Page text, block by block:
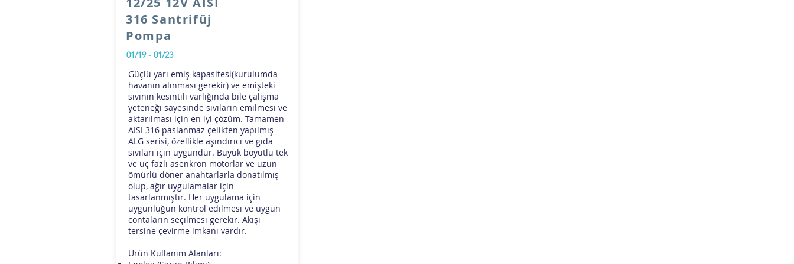
316 Santrifüj
Pompa
01/19 - 01/23
Güçlü yarı emiş kapasitesi(kurulumda
havanın alınması gerekir) ve emişteki
sıvının kesintili varlığında bile çalışma
yeteneği sayesinde sıvıların emilmesi ve
aktarılması için en iyi çözüm. Tamamen
AISI 316 paslanmaz çelikten yapılmış
ALG serisi, özellikle aşındırıcı ve gıda
sıvıları için uygundur. Büyük boyutlu tek
ve üç fazlı asenkron motorlar ve uzun
ömürlü döner anahtarlarla donatılmış
olup, ağır uygulamalar için
tasarlanmıştır. Her uygulama için
uygunluğun kontrol edilmesi ve uygun
contaların seçilmesi gerekir. Akışı
tersine çevirme imkanı vardır.
Ürün Kullanım Alanları: